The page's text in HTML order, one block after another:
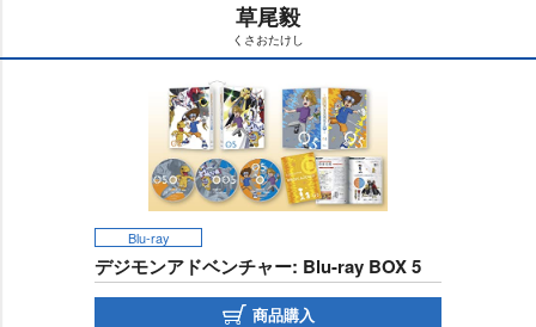
草尾毅
くさおたけし
Blu-ray
デジモンアドベンチャー: Blu-ray BOX 5
商品購入